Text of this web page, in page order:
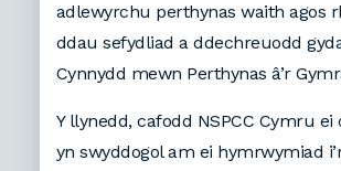
adlewyrchu perthynas waith agos
ddau sefydliad a ddechreuodd
Cynnydd mewn Perthynas â’r
Y llynedd, cafodd NSPCC Cymru ei
yn swyddogol am ei hymrwymiad